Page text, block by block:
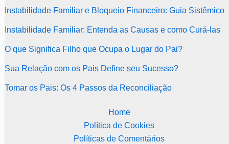
Instabilidade Familiar e Bloqueio Financeiro: Guia Sistêmico
Instabilidade Familiar: Entenda as Causas e como Curá-las
O que Significa Filho que Ocupa o Lugar do Pai?
Sua Relação com os Pais Define seu Sucesso?
Tomar os Pais: Os 4 Passos da Reconciliação
Home
Política de Cookies
Políticas de Comentários